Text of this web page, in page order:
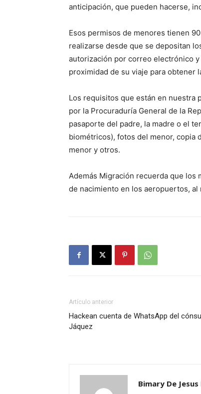
anticipación, que pueden hacerse,
Esos permisos de menores tienen
realizarse desde que se depositan
autorización por correo electrónico
proximidad de su viaje para obtener
Los requisitos que están en nuestra
por la Procuraduría General de la
pasaporte del padre, la madre o el
biométricos), fotos del menor, copia
menor y otros.
Además Migración recuerda que los
de nacimiento en los aeropuertos,
Artículo anterior
Hackean cuenta de WhatsApp del
Jáquez
Bimary De